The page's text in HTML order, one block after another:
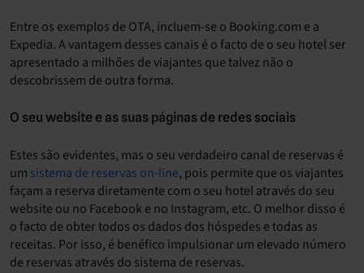
Entre os exemplos de OTA, incluem-se o Booking.com e a
Expedia. A vantagem desses canais é o facto de o seu hotel ser
apresentado a milhões de viajantes que talvez não o
descobrissem de outra forma.
O seu website e as suas páginas de redes sociais
Estes são evidentes, mas o seu verdadeiro canal de reservas é
um sistema de reservas on-line, pois permite que os viajantes
façam a reserva diretamente com o seu hotel através do seu
website ou no Facebook e no Instagram, etc. O melhor disso é
o facto de obter todos os dados dos hóspedes e todas as
receitas. Por isso, é benéfico impulsionar um elevado número
de reservas através do sistema de reservas.